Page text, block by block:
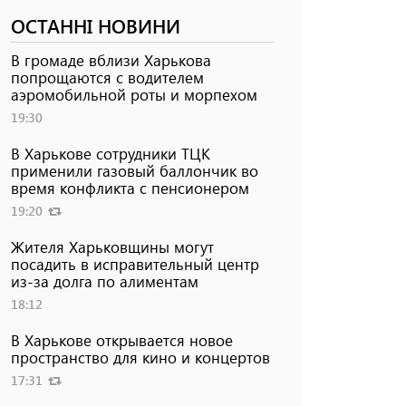
ОСТАННІ НОВИНИ
В громаде вблизи Харькова
попрощаются с водителем
аэромобильной роты и морпехом
19:30
В Харькове сотрудники ТЦК
применили газовый баллончик во
время конфликта с пенсионером
19:20
Жителя Харьковщины могут
посадить в исправительный центр
из-за долга по алиментам
18:12
В Харькове открывается новое
пространство для кино и концертов
17:31